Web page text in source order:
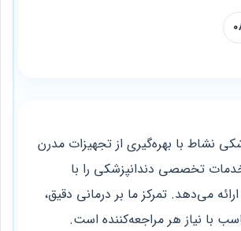
نشاط با بهره‌گیری از تجهیزات مدرن
تخصصی دندانپزشکی را با
می‌دهد. تمرکز ما بر درمانی دقیق،
با نیاز هر مراجعه‌کننده است.